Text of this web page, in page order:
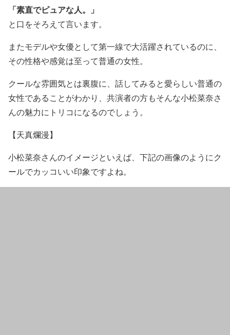
「素直でピュアな人。」
と口をそろえて言います。
またモデルや女優として第一線で大活躍されているのに、
その性格や感覚は至って普通の女性。
クールな雰囲気とは裏腹に、話してみると愛らしい普通の
女性であることがわかり、共演者の方もそんな小松菜奈さ
んの魅力にトリコになるのでしょう。
【天真爛漫】
小松菜奈さんのイメージといえば、下記の画像のようにク
ールでカッコいい印象ですよね。